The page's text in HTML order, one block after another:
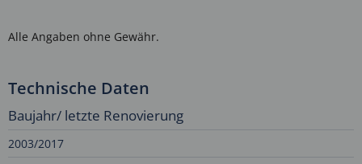
Alle Angaben ohne Gewähr.
Technische Daten
Baujahr/ letzte Renovierung
2003/2017